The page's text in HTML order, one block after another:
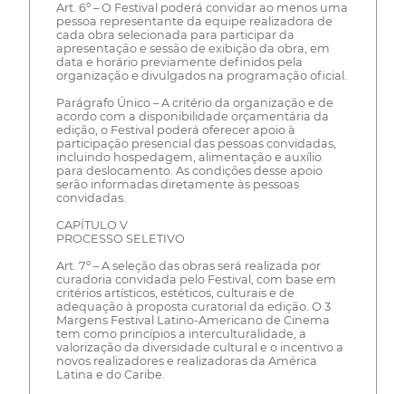
Art. 6º – O Festival poderá convidar ao menos uma
pessoa representante da equipe realizadora de
cada obra selecionada para participar da
apresentação e sessão de exibição da obra, em
data e horário previamente definidos pela
organização e divulgados na programação oficial.
Parágrafo Único – A critério da organização e de
acordo com a disponibilidade orçamentária da
edição, o Festival poderá oferecer apoio à
participação presencial das pessoas convidadas,
incluindo hospedagem, alimentação e auxílio
para deslocamento. As condições desse apoio
serão informadas diretamente às pessoas
convidadas.
CAPÍTULO V
PROCESSO SELETIVO
Art. 7º – A seleção das obras será realizada por
curadoria convidada pelo Festival, com base em
critérios artísticos, estéticos, culturais e de
adequação à proposta curatorial da edição. O 3
Margens Festival Latino-Americano de Cinema
tem como princípios a interculturalidade, a
valorização da diversidade cultural e o incentivo a
novos realizadores e realizadoras da América
Latina e do Caribe.